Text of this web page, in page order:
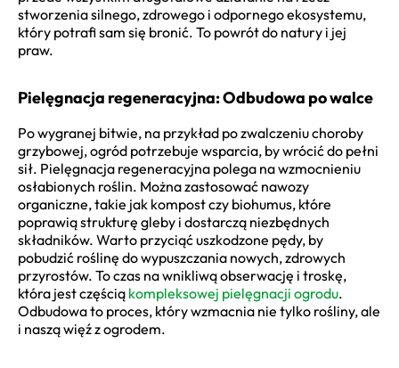
stworzenia silnego, zdrowego i odpornego ekosystemu,
który potrafi sam się bronić. To powrót do natury i jej
praw.
Pielęgnacja regeneracyjna: Odbudowa po walce
Po wygranej bitwie, na przykład po zwalczeniu choroby
grzybowej, ogród potrzebuje wsparcia, by wrócić do pełni
sił. Pielęgnacja regeneracyjna polega na wzmocnieniu
osłabionych roślin. Można zastosować nawozy
organiczne, takie jak kompost czy biohumus, które
poprawią strukturę gleby i dostarczą niezbędnych
składników. Warto przyciąć uszkodzone pędy, by
pobudzić roślinę do wypuszczania nowych, zdrowych
przyrostów. To czas na wnikliwą obserwację i troskę,
która jest częścią kompleksowej pielęgnacji ogrodu.
Odbudowa to proces, który wzmacnia nie tylko rośliny, ale
i naszą więź z ogrodem.